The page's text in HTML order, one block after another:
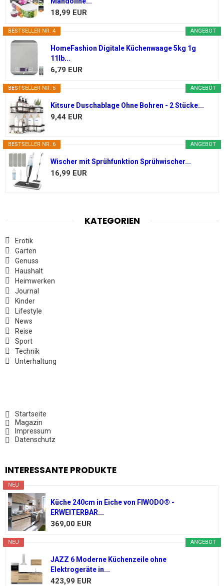
18,99 EUR
ANGEBOT
BESTSELLER NR. 4
HomeFashion Digitale Küchenwaage 5kg 1g
11lb...
6,79 EUR
ANGEBOT
BESTSELLER NR. 5
Kitsure Duschablage Ohne Bohren - 2 Stücke...
9,44 EUR
ANGEBOT
BESTSELLER NR. 6
Wischer mit Sprühfunktion Sprühwischer...
16,99 EUR
KATEGORIEN
Erotik
Garten
Genuss
Haushalt
Heimwerken
Journal
Kinder
Lifestyle
News
Reise
Sport
Technik
Unterhaltung
Startseite
Magazin
Impressum
Datenschutz
INTERESSANTE PRODUKTE
NEU
Küche 240cm in Eiche von FIWODO® -
ERWEITERBAR...
369,00 EUR
ANGEBOT
NEU
JAZZ 6 Moderne Küchenzeile ohne
Elektrogeräte in...
423,99 EUR